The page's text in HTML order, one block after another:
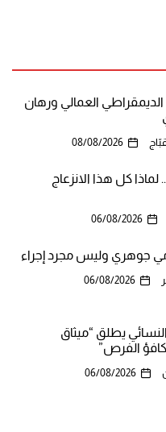
العمالي ورهان
08/08/2026
كل هذا الانزعاج
06/08/2026
جوهري وليس مجرد إجراء
06/08/2026
يطلق “ميثاق
الفرص”
06/08/2026